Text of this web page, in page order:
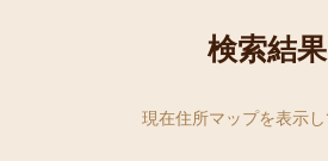
検索結果
現在住所マップを表示